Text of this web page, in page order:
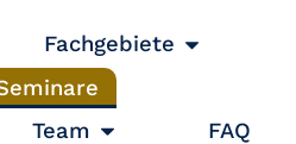
Fachgebiete
Team FAQ